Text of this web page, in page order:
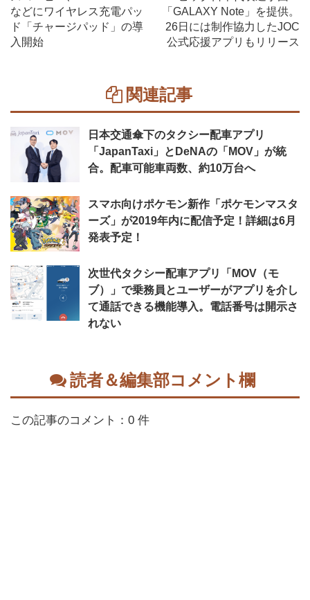
などにワイヤレス充電パッ
ド「チャージパッド」の導
入開始
「GALAXY Note」を提供。
26日には制作協力したJOC
公式応援アプリもリリース
関連記事
日本交通傘下のタクシー配車アプリ
「JapanTaxi」とDeNAの「MOV」が統
合。配車可能車両数、約10万台へ
スマホ向けポケモン新作「ポケモンマスタ
ーズ」が2019年内に配信予定！詳細は6月
発表予定！
次世代タクシー配車アプリ「MOV（モ
ブ）」で乗務員とユーザーがアプリを介し
て通話できる機能導入。電話番号は開示さ
れない
読者＆編集部コメント欄
この記事のコメント：0 件